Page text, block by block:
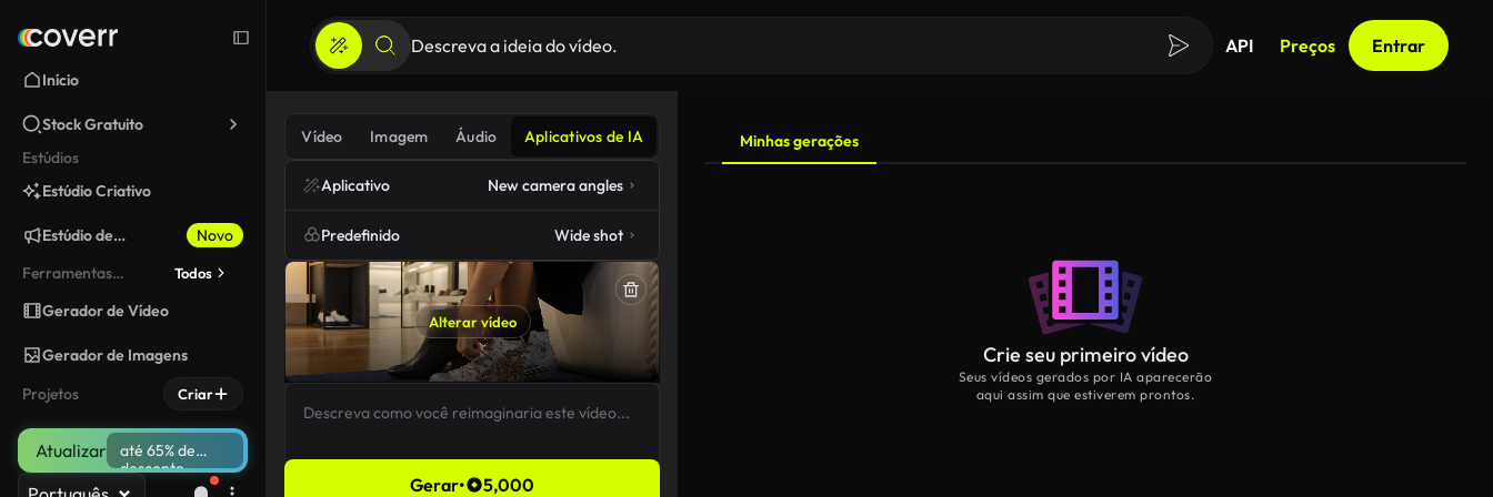
Início
Stock Gratuito
Estúdios
Estúdio Criativo
Estúdio de
Novo
Ferramentas
Todos
Gerador de Vídeo
Gerador de Imagens
Projetos
Criar
Atualizar
até 65% de
desconto
API Preços Entrar
Vídeo Imagem Áudio Aplicativos de IA
Aplicativo New camera angles
Predefinido Wide shot
Alterar vídeo
Gerar• 5,000
Minhas gerações
Crie seu primeiro vídeo
Seus vídeos gerados por IA aparecerão
aqui assim que estiverem prontos.